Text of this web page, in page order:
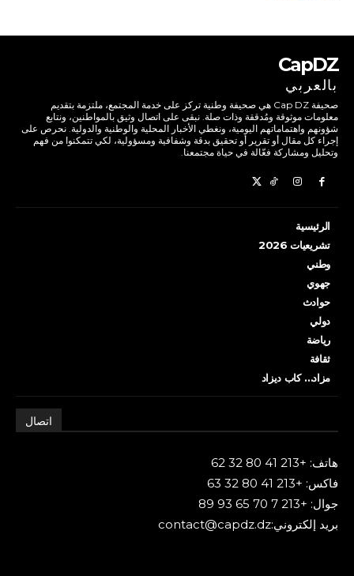
CapDZ
بالعربي
صحيفة Cap DZ هي صحيفة وطنية تركز على خدمة المجتمع، ملتزمة بتقديم
معلومات موثوقة ومُدققة وذات صلة. نبقى على اتصال وثيق بالمواطنين، ونتابع
شؤونهم واهتماماتهم اليومية، ونغطي الأخبار المحلية والوطنية والدولية. نحرص على
إجراء كل مقال أو تقرير أو تحقيق بدقة وشفافية ومسؤولية، لكي تتمكنوا من فهم
وتحليل ومشاركة فعّالة في حياة مجتمعنا.
الرئيسية
تشريعيات 2026
وطني
جهوي
حوادث
دولي
رياضة
ثقافة
مزاد… كاب ديزاد
اتصال
هاتف: +213 41 80 32 62
فاكس: +213 41 80 32 63
جوال: +213 7 70 65 93 89
بريد إلكتروني:contact@capdz.dz